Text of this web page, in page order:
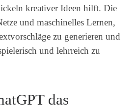
kreativer Ideen hilft. Die
und maschinelles Lernen,
zu generieren und
und lehrreich zu
das